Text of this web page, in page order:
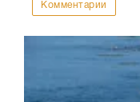
Комментарии